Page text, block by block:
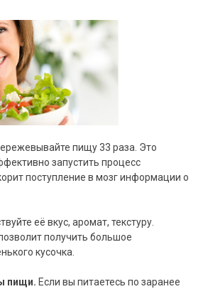
пищу 33 раза. Это
запустить процесс
поступление в мозг информации о
её вкус, аромат, текстуру.
получить большое
кусочка.
пищи. Если вы питаетесь по заранее